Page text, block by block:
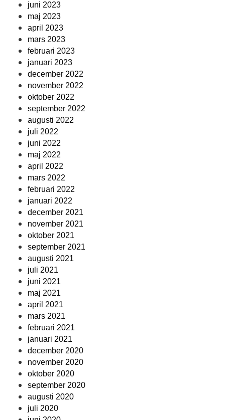
juni 2023
maj 2023
april 2023
mars 2023
februari 2023
januari 2023
december 2022
november 2022
oktober 2022
september 2022
augusti 2022
juli 2022
juni 2022
maj 2022
april 2022
mars 2022
februari 2022
januari 2022
december 2021
november 2021
oktober 2021
september 2021
augusti 2021
juli 2021
juni 2021
maj 2021
april 2021
mars 2021
februari 2021
januari 2021
december 2020
november 2020
oktober 2020
september 2020
augusti 2020
juli 2020